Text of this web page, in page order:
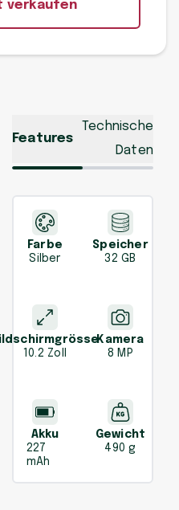
verkaufen
Features
Technische
Daten
Farbe
Silber
Speicher
32 GB
10.2 Zoll
Kamera
8 MP
Akku
227
mAh
Gewicht
490 g